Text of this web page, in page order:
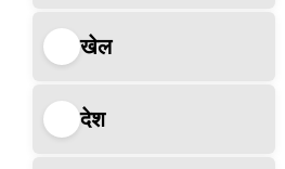
खेल
देश